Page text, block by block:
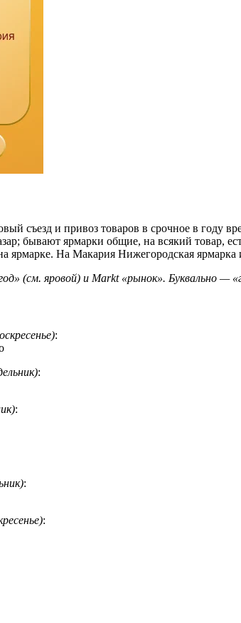
съезд и привоз товаров в срочное в году
бывают ярмарки общие, на всякий товар,
ярмарке. На Макария Нижегородская
(см. яровой) и Markt «рынок». Буквально —
:
:
:
:
: